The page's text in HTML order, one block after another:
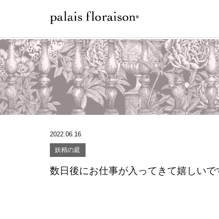
2022.06.16
妖精の庭
数日後にお仕事が入ってきて嬉しいで